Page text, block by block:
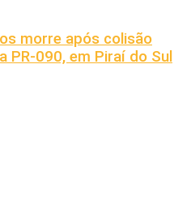
morre após colisão
PR-090, em Piraí do Sul